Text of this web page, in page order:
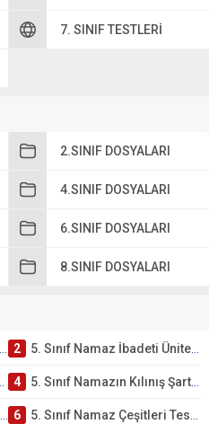
7. SINIF TESTLERI
2.SINIF DOSYALARI
4.SINIF DOSYALARI
6.SINIF DOSYALARI
8.SINIF DOSYALARI
2 5. Sınıf Namaz İbadeti Ünite Testi – Online Çöz
4 5. Sınıf Namazın Kılınış Şartları Testi
6 5. Sınıf Namaz Çeşitleri Testi – Online Çöz